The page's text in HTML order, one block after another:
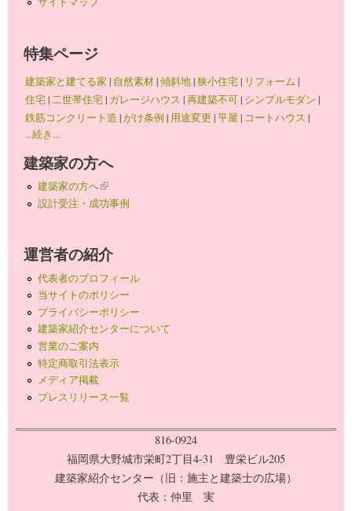
特集ページ
建築家と建てる家 | 自然素材|傾斜地|狭小住宅| リフォーム |
住宅| 二世帯住宅| ガレージハウス |再建築不可| シンプルモダン |
鉄筋コンクリート造 |がけ条例 | 用途変更 |平屋 | コートハウス |
...続き...
建築家の方へ
建築家の方へ(link is external)
設計受注・成功事例
運営者の紹介
代表者のプロフィール
当サイトのポリシー
プライバシーポリシー
建築家紹介センターについて
営業のご案内
特定商取引法表示
メディア掲載
プレスリリース一覧
816-0924
福岡県大野城市栄町2丁目4-31 豊栄ビル205
建築家紹介センター（旧：施主と建築士の広場）
代表：仲里 実